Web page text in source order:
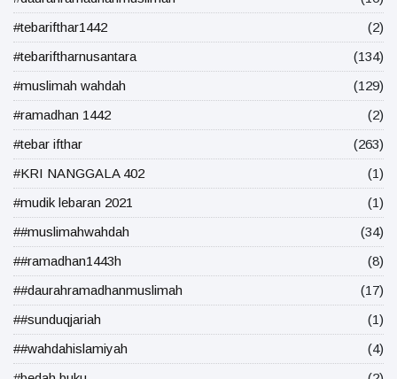
#tebarifthar1442
(2)
#tebariftharnusantara
(134)
#muslimah wahdah
(129)
#ramadhan 1442
(2)
#tebar ifthar
(263)
#KRI NANGGALA 402
(1)
#mudik lebaran 2021
(1)
##muslimahwahdah
(34)
##ramadhan1443h
(8)
##daurahramadhanmuslimah
(17)
##sunduqjariah
(1)
##wahdahislamiyah
(4)